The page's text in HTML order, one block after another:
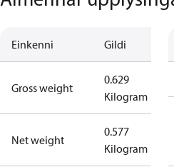
Einkenni Gildi
Gross weight
0.629
Kilogram
Net weight
0.577
Kilogram